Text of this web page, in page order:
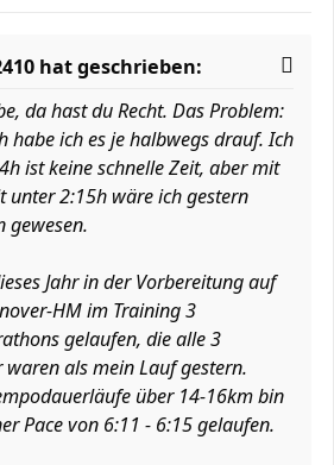
hat geschrieben:
da hast du Recht. Das Problem:
habe ich es je halbwegs drauf. Ich
ist keine schnelle Zeit, aber mit
unter 2:15h wäre ich gestern
gewesen.
Jahr in der Vorbereitung auf
HM im Training 3
gelaufen, die alle 3
waren als mein Lauf gestern.
über 14-16km bin
Pace von 6:11 - 6:15 gelaufen.